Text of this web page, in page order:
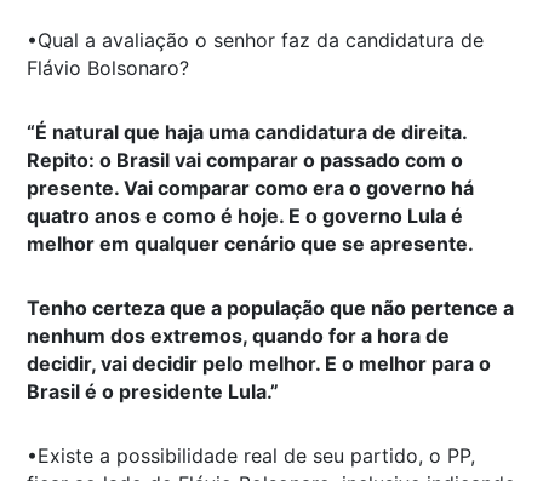
•Qual a avaliação o senhor faz da candidatura de
Flávio Bolsonaro?
“É natural que haja uma candidatura de direita.
Repito: o Brasil vai comparar o passado com o
presente. Vai comparar como era o governo há
quatro anos e como é hoje. E o governo Lula é
melhor em qualquer cenário que se apresente.
Tenho certeza que a população que não pertence a
nenhum dos extremos, quando for a hora de
decidir, vai decidir pelo melhor. E o melhor para o
Brasil é o presidente Lula.”
•Existe a possibilidade real de seu partido, o PP,